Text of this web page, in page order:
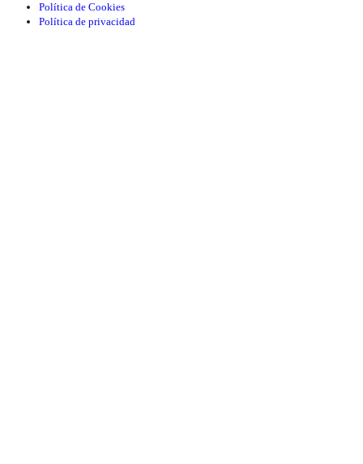
Política de Cookies
Política de privacidad